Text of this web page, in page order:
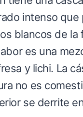
intenso que
blancos de la
es una
y lichi. La
no es
se derrite